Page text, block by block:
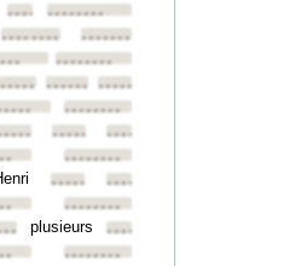
••••••••••••••••
••••••••
••••••••
••••••••
••••••••••••••••
••••••••
••••••••••••••••
••••••••
••••••••••••••••
••••••••
plusieurs ••••••••
••••••••